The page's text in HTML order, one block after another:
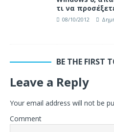
τι να
08/10/2012
BE THE FIRST
Leave a Reply
Your email address will not be
Comment